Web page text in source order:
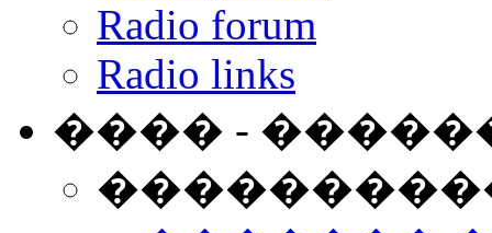
Radio forum
Radio links
���� -